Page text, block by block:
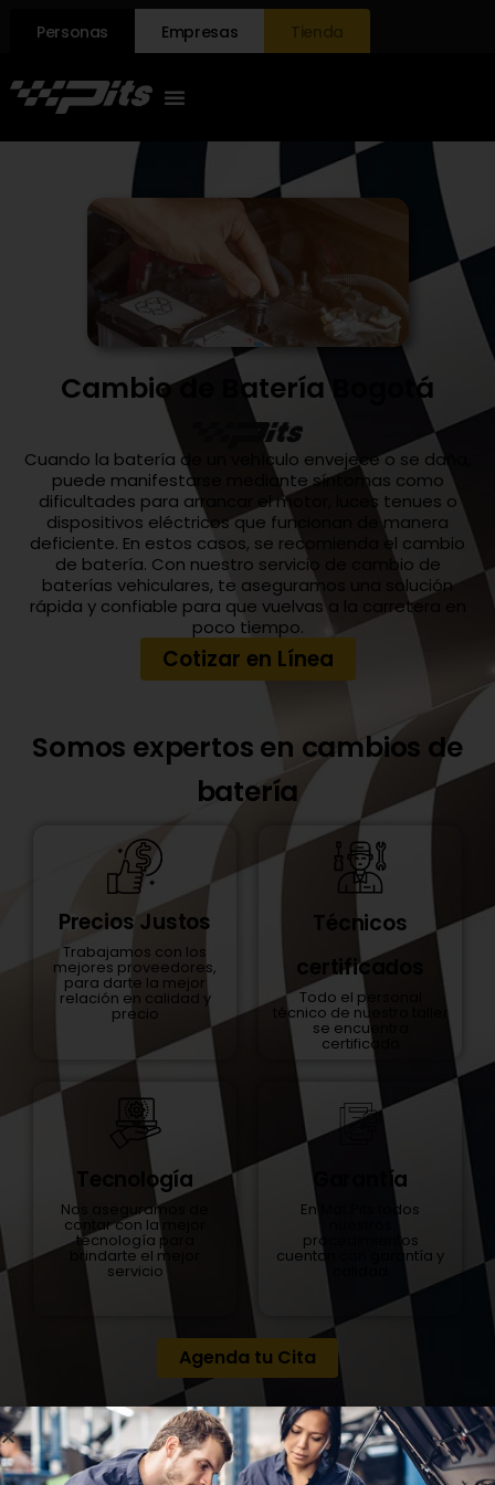
Personas Empresas Tienda
Cambio de Batería Bogotá
Cuando la batería de un vehículo envejece o se daña,
puede manifestarse mediante síntomas como
dificultades para arrancar el motor, luces tenues o
dispositivos eléctricos que funcionan de manera
deficiente. En estos casos, se recomienda el cambio
de batería. Con nuestro servicio de cambio de
baterías vehiculares, te aseguramos una solución
rápida y confiable para que vuelvas a la carretera en
poco tiempo.
Cotizar en Línea
Somos expertos en cambios de
batería
Precios Justos
Trabajamos con los
mejores proveedores,
para darte la mejor
relación en calidad y
precio
Técnicos
certificados
Todo el personal
técnico de nuestro taller
se encuentra
certificado
Tecnología
Nos aseguramos de
contar con la mejor
tecnología para
brindarte el mejor
servicio
Garantía
En Mat Pits todos
procedimientos
cuentan con garantía y
Agenda tu Cita
¿Cómo saber si la batería de